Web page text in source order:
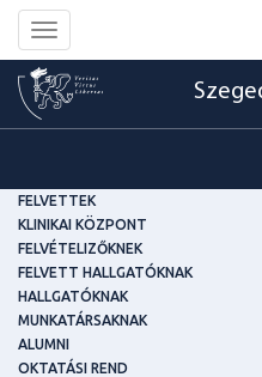
Toggle
navigation
FELVETTEK
KLINIKAI KÖZPONT
FELVÉTELIZŐKNEK
FELVETT HALLGATÓKNAK
HALLGATÓKNAK
MUNKATÁRSAKNAK
ALUMNI
OKTATÁSI REND